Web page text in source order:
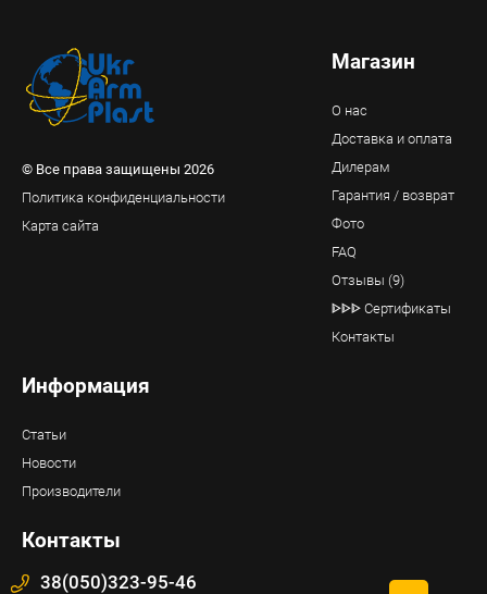
© Все права защищены 2026
Политика конфиденциальности
Карта сайта
Магазин
О нас
Доставка и оплата
Дилерам
Гарантия / возврат
Фото
FAQ
Отзывы (9)
ᐈᐈᐈ Сертификаты
Контакты
Информация
Статьи
Новости
Производители
Контакты
38(050)323-95-46